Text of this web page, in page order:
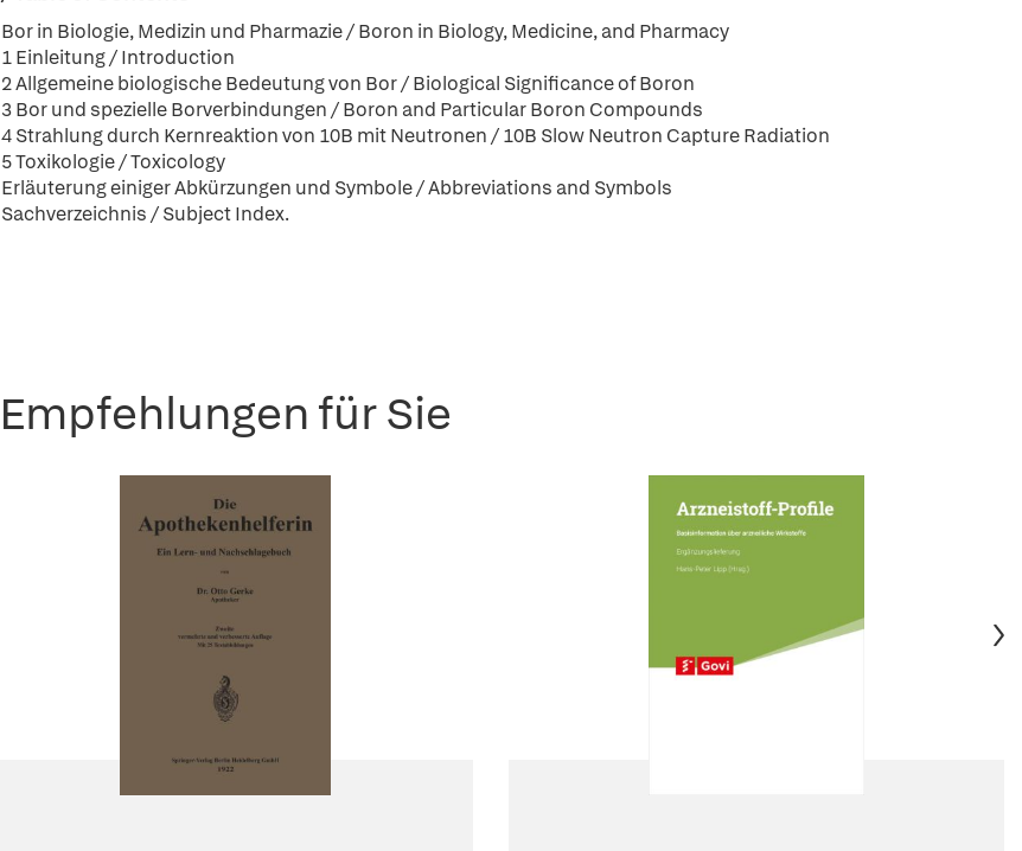
Bor in Biologie, Medizin und Pharmazie / Boron in Biology, Medicine, and Pharmacy
1 Einleitung / Introduction
2 Allgemeine biologische Bedeutung von Bor / Biological Significance of Boron
3 Bor und spezielle Borverbindungen / Boron and Particular Boron Compounds
4 Strahlung durch Kernreaktion von 10B mit Neutronen / 10B Slow Neutron Capture Radiation
5 Toxikologie / Toxicology
Erläuterung einiger Abkürzungen und Symbole / Abbreviations and Symbols
Sachverzeichnis / Subject Index.
Empfehlungen für Sie